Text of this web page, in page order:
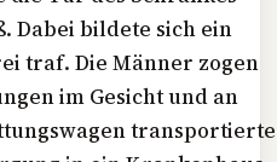
Dabei bildete sich ein
traf. Die Männer zogen
im Gesicht und an
transportierte